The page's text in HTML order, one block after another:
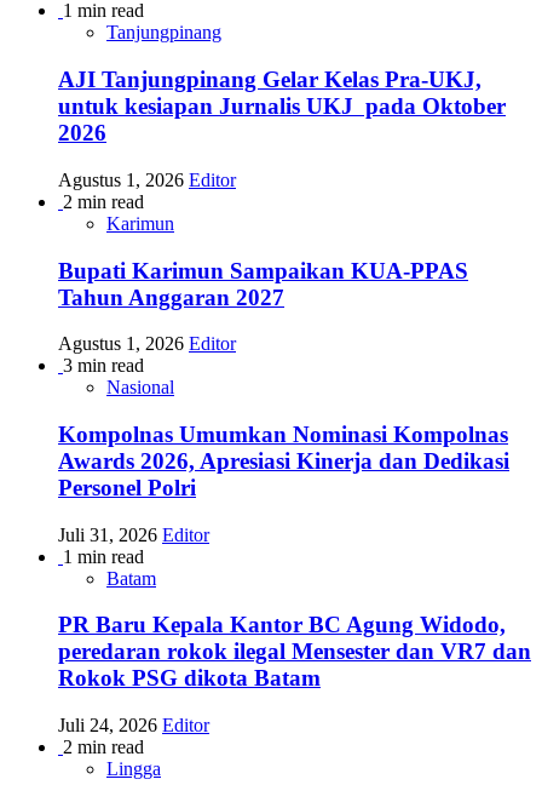
1 min read
Tanjungpinang
AJI Tanjungpinang Gelar Kelas Pra-UKJ,
untuk kesiapan Jurnalis UKJ pada Oktober
2026
Agustus 1, 2026 Editor
2 min read
Karimun
Bupati Karimun Sampaikan KUA-PPAS
Tahun Anggaran 2027
Agustus 1, 2026 Editor
3 min read
Nasional
Kompolnas Umumkan Nominasi Kompolnas
Awards 2026, Apresiasi Kinerja dan Dedikasi
Personel Polri
Juli 31, 2026 Editor
1 min read
Batam
PR Baru Kepala Kantor BC Agung Widodo,
peredaran rokok ilegal Mensester dan VR7 dan
Rokok PSG dikota Batam
Juli 24, 2026 Editor
2 min read
Lingga